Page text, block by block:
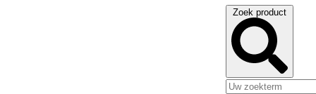
Zoek product